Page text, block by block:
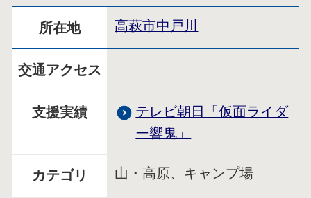
所在地 高萩市中戸川
交通アクセス
支援実績
テレビ朝日「仮面ライダ
ー響鬼」
カテゴリ 山・高原、キャンプ場